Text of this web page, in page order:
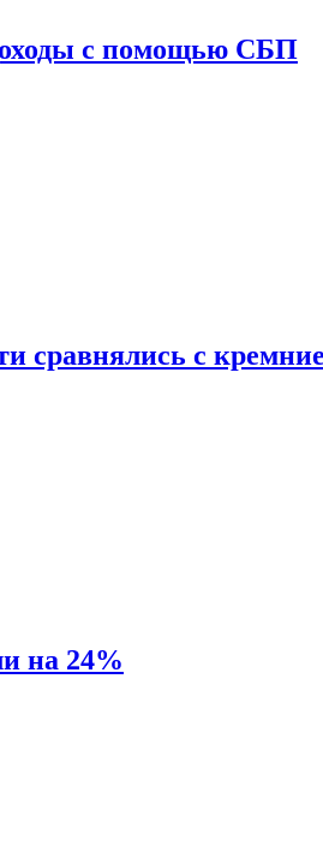
с помощью СБП
сравнялись с
на 24%